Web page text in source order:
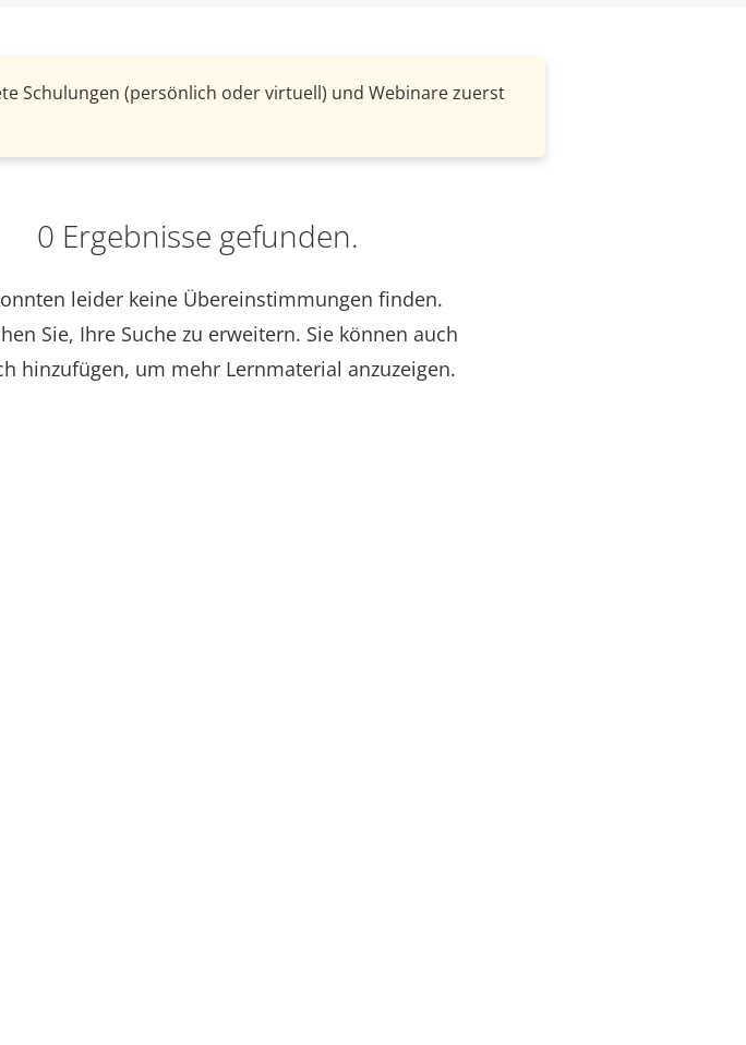
Schulungen (persönlich oder virtuell) und Webinare zuerst
0 Ergebnisse gefunden.
leider keine Übereinstimmungen finden.
Sie, Ihre Suche zu erweitern. Sie können auch
hinzufügen, um mehr Lernmaterial anzuzeigen.